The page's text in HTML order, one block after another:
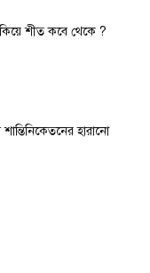
শীত কবে থেকে ?
হারানো